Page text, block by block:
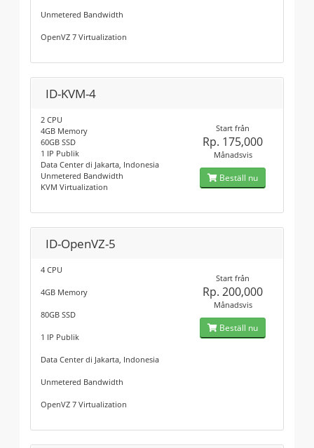
Unmetered Bandwidth
OpenVZ 7 Virtualization
ID-KVM-4
2 CPU
4GB Memory
60GB SSD
1 IP Publik
Data Center di Jakarta, Indonesia
Unmetered Bandwidth
KVM Virtualization
Start från
Rp. 175,000
Månadsvis
Beställ nu
ID-OpenVZ-5
4 CPU
4GB Memory
80GB SSD
1 IP Publik
Data Center di Jakarta, Indonesia
Unmetered Bandwidth
OpenVZ 7 Virtualization
Start från
Rp. 200,000
Månadsvis
Beställ nu